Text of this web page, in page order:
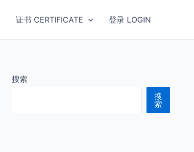
证书 CERTIFICATE 登录 LOGIN
搜索
搜
索